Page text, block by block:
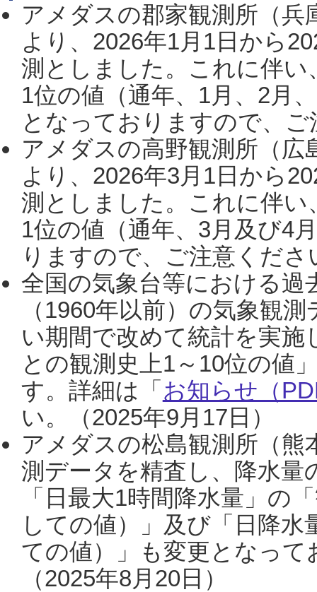
アメダスの郡家観測所（
より、2026年1月1日から
測としました。これに伴い
1位の値（通年、1月、2月
となっておりますので、
アメダスの高野観測所（
より、2026年3月1日から
測としました。これに伴い
1位の値（通年、3月及び4
りますので、ご注意くだ
全国の気象台等における過
（1960年以前）の気象観
い期間で改めて統計を実
との観測史上1～10位の値
す。詳細は「 お知らせ（
い。（2025年9月17日）
アメダスの松島観測所（熊
測データを精査し、降水
「日最大1時間降水量」の
しての値）」及び「日降
ての値）」も変更となっ
（2025年8月20日）